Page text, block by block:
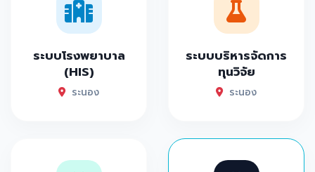
ระบบโรงพยาบาล
(HIS)
ระนอง
ระบบบริหารจัดการ
ทุนวิจัย
ระนอง